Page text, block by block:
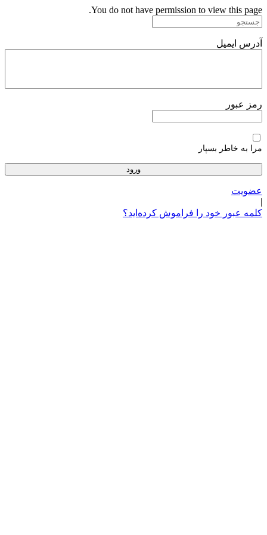
پرش
به
You do not have permission to view this page.
آدرس ایمیل
رمز عبور
مرا به خاطر بسپار
عضویت
|
کلمه عبور خود را فراموش کرده‌اید؟